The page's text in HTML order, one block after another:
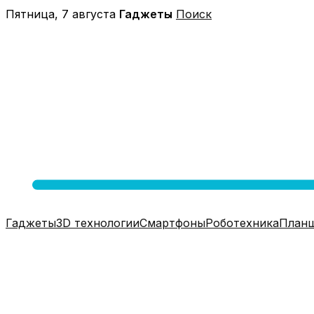
Перейти
Пятница, 7 августа Гаджеты Поиск
Гаджеты3D технологииСмартфоныРоботехника